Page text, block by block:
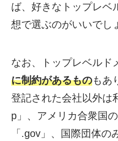
ば、好きなトップレベ
想で選ぶのがいいでし
なお、トップレベルド
に制約があるものもあ
登記された会社以外は
p」、アメリカ合衆国
「.gov」、国際団体の